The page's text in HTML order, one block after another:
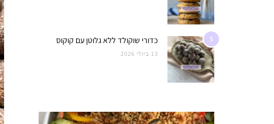
5 כדורי שוקולד ללא גלוטן עם קוקוס
13 ביולי 2026